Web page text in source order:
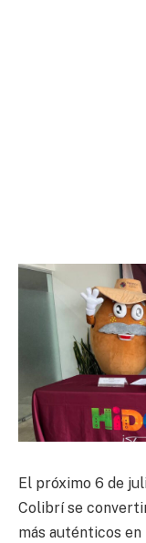
El próximo 6 de
Colibrí se
más auténticos en